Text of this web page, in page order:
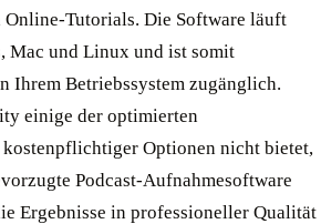
Online-Tutorials. Die Software läuft
Mac und Linux und ist somit
Ihrem Betriebssystem zugänglich.
einige der optimierten
Optionen nicht bietet,
Podcast-Aufnahmesoftware
Ergebnisse in professioneller Qualität